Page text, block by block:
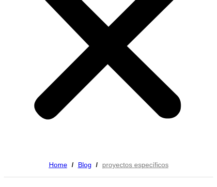
Home / Blog / proyectos específicos